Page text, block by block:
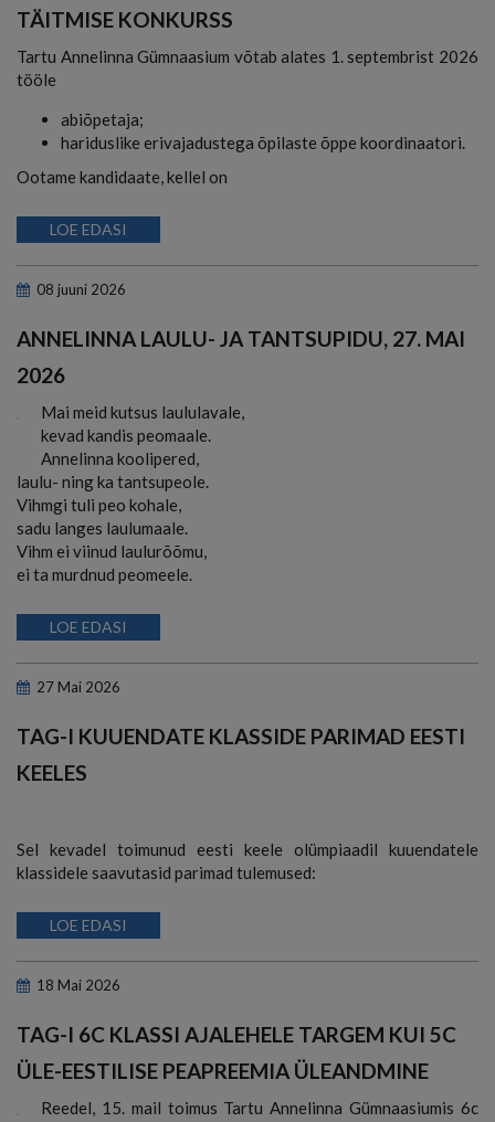
TÄITMISE KONKURSS
Tartu Annelinna Gümnaasium võtab alates 1. septembrist 2026
tööle
abiõpetaja;
hariduslike erivajadustega õpilaste õppe koordinaatori.
Ootame kandidaate, kellel on
LOE EDASI
08 juuni 2026
ANNELINNA LAULU- JA TANTSUPIDU, 27. MAI
2026
Mai meid kutsus laululavale,
kevad kandis peomaale.
Annelinna koolipered,
laulu- ning ka tantsupeole.
Vihmgi tuli peo kohale,
sadu langes laulumaale.
Vihm ei viinud laulurõõmu,
ei ta murdnud peomeele.
LOE EDASI
27 Mai 2026
TAG-I KUUENDATE KLASSIDE PARIMAD EESTI
KEELES
Sel kevadel toimunud eesti keele olümpiaadil kuuendatele
klassidele saavutasid parimad tulemused:
LOE EDASI
18 Mai 2026
TAG-I 6C KLASSI AJALEHELE TARGEM KUI 5C
ÜLE-EESTILISE PEAPREEMIA ÜLEANDMINE
Reedel, 15. mail toimus Tartu Annelinna Gümnaasiumis 6c